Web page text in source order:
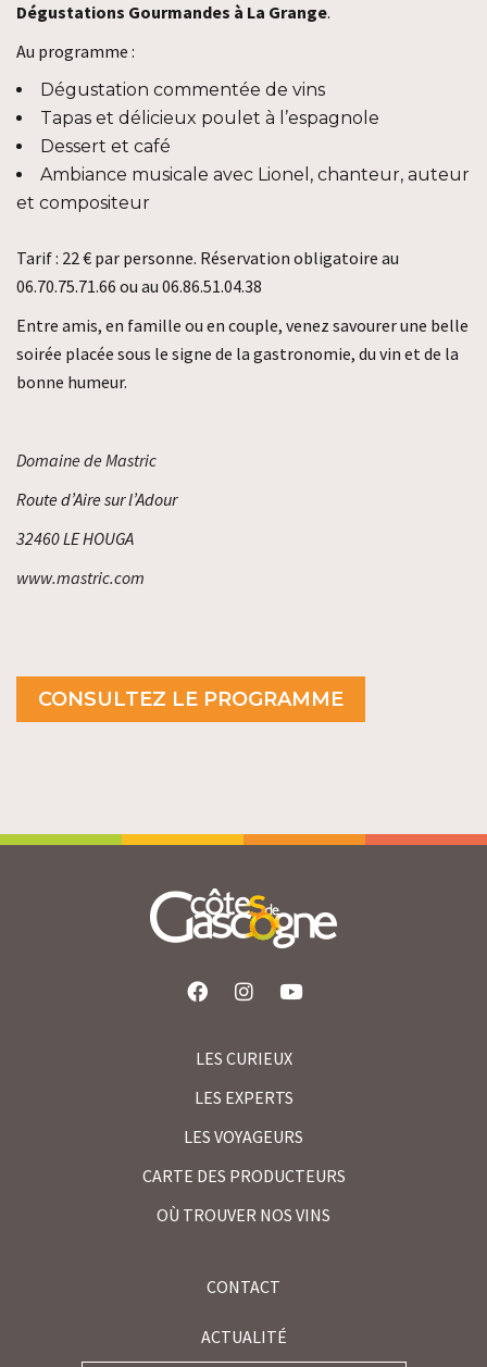
Dégustations Gourmandes à La Grange.
Au programme :
Dégustation commentée de vins
Tapas et délicieux poulet à l’espagnole
Dessert et café
Ambiance musicale avec Lionel, chanteur, auteur
et compositeur
Tarif : 22 € par personne. Réservation obligatoire au
06.70.75.71.66 ou au 06.86.51.04.38
Entre amis, en famille ou en couple, venez savourer une belle
soirée placée sous le signe de la gastronomie, du vin et de la
bonne humeur.
Domaine de Mastric
Route d’Aire sur l’Adour
32460 LE HOUGA
www.mastric.com
CONSULTEZ LE PROGRAMME
LES CURIEUX
LES EXPERTS
LES VOYAGEURS
CARTE DES PRODUCTEURS
OÙ TROUVER NOS VINS
CONTACT
ACTUALITÉ